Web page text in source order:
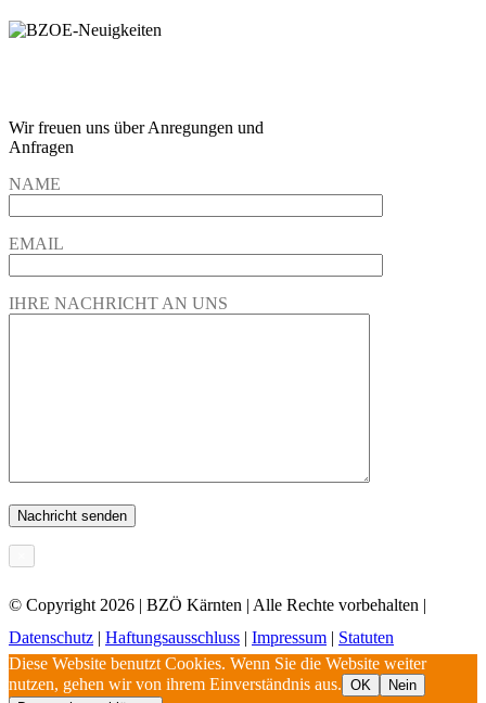
Wir freuen uns über Anregungen und
Anfragen
NAME
EMAIL
IHRE NACHRICHT AN UNS
© Copyright 2026 | BZÖ Kärnten | Alle Rechte vorbehalten |
Datenschutz | Haftungsausschluss | Impressum | Statuten
Diese Website benutzt Cookies. Wenn Sie die Website weiter
nutzen, gehen wir von ihrem Einverständnis aus. OK
Nein